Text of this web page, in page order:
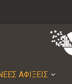
ΑΦΙΞΕΙΣ